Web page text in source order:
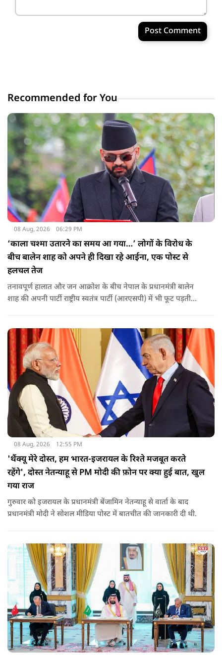
Post Comment
Recommended for You
08 Aug, 2026 06:29 PM
‘काला चश्मा उतारने का समय आ गया…’ लोगों के विरोध के
बीच बालेन शाह को अपने ही दिखा रहे आईना, एक पोस्ट से
हलचल तेज
तनावपूर्ण हालात और जन आक्रोश के बीच नेपाल के प्रधानमंत्री बालेन
शाह की अपनी पार्टी राष्ट्रीय स्वतंत्र पार्टी (आरएसपी) में भी फूट पड़ती
08 Aug, 2026 12:55 PM
'थैंक्यू मेरे दोस्त, हम भारत-इजरायल के रिश्ते मजबूत करते
रहेंगे', दोस्त नेतन्याहू से PM मोदी की फ़ोन पर क्या हुई बात, खुल
गया राज
गुरुवार को इजरायल के प्रधानमंत्री बेंजामिन नेतन्याहू से वार्ता के बाद
प्रधानमंत्री मोदी ने सोशल मीड‍िया पोस्‍ट में बातचीत की जानकारी दी थी.